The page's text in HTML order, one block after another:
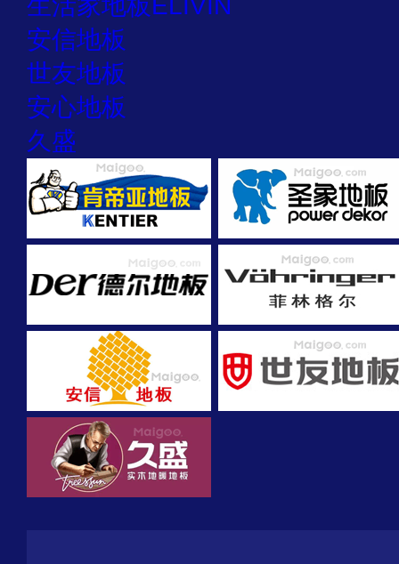
生活家地板ELIVIN
安信地板
世友地板
安心地板
久盛